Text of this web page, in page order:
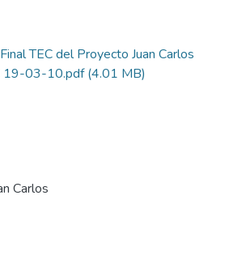
TEC del Proyecto Juan Carlos
19-03-10.pdf(4.01 MB)
Carlos